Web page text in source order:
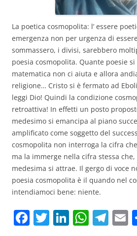
La poetica cosmopolita: l’ essere
emergenza non per urgenza di
sommassero, i divisi, sarebbero
poesia cosmopolita. Quante poesie
matematica non ci aiuta e allora
religione… Cristo si è fermato ad
leggi Dio! Quindi la condizione
retroattiva! In effetti un posto
medesimo si emancipa al piano
amplificato come soggetto del
cosmopolita non interroga la cifra
ma la immerge nella cifra stessa che,
medesima si attrae. Il gergo di voce
poesia cosmopolita è il quando nel
intendiamoci bene: niente.
F T Li W T E